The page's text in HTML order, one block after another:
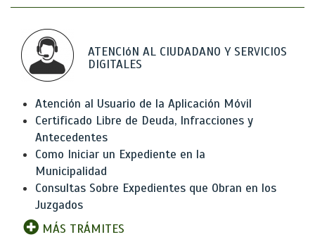
ATENCIóN AL CIUDADANO Y SERVICIOS
DIGITALES
Atención al Usuario de la Aplicación Móvil
Certificado Libre de Deuda, Infracciones y
Antecedentes
Como Iniciar un Expediente en la
Municipalidad
Consultas Sobre Expedientes que Obran en los
Juzgados
MÁS TRÁMITES